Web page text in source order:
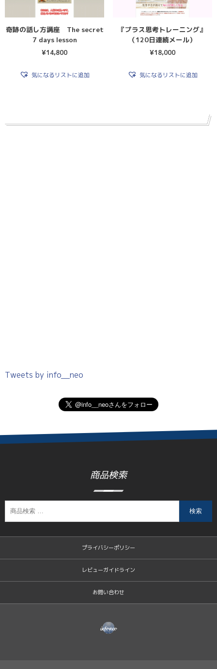
奇跡の話し方講座 The secret
7 days lesson
¥14,800
気になるリストに追加
『プラス思考トレーニング』
（120日連続メール）
¥18,000
気になるリストに追加
Tweets by info__neo
商品検索
検索
プライバシーポリシー
レビューガイドライン
お問い合わせ